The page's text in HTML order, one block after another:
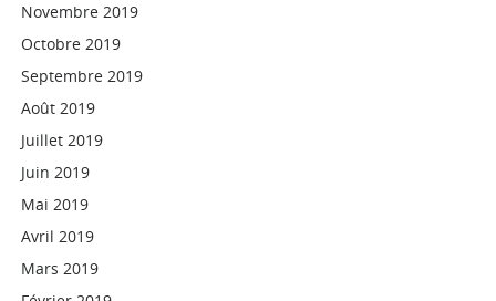
Novembre 2019
Octobre 2019
Septembre 2019
Août 2019
Juillet 2019
Juin 2019
Mai 2019
Avril 2019
Mars 2019